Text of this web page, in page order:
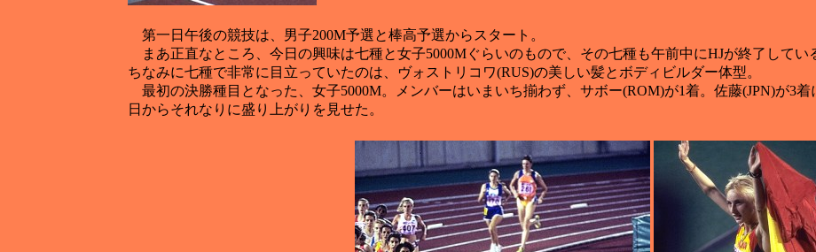
第一日午後の競技は、男子200M予選と棒高予選からスタート。
まあ正直なところ、今日の興味は七種と女子5000Mぐらいのもので、その七種も午前中にHJが終了してい
ちなみに七種で非常に目立っていたのは、ヴォストリコワ(RUS)の美しい髪とボディビルダー体型。
最初の決勝種目となった、女子5000M。メンバーはいまいち揃わず、サボー(ROM)が1着。佐藤(JPN)が3
日からそれなりに盛り上がりを見せた。